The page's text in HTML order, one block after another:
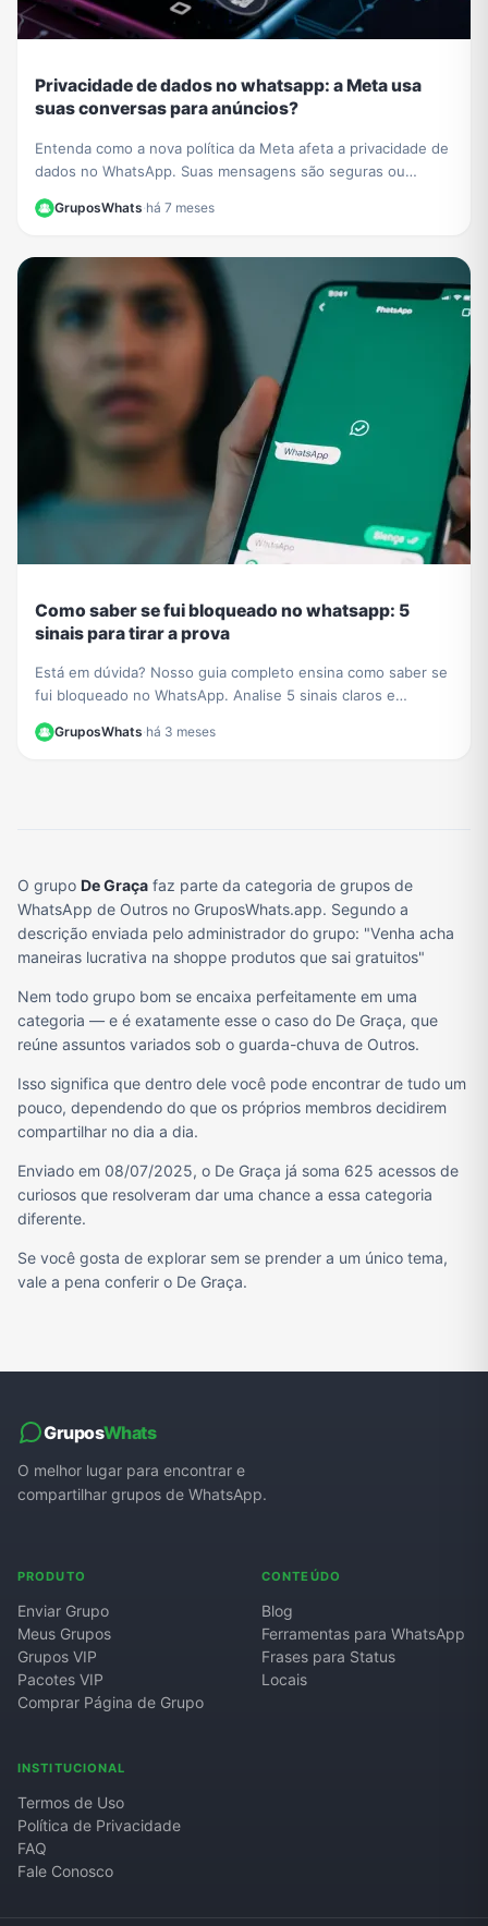
Privacidade de dados no whatsapp: a Meta usa
suas conversas para anúncios?
Entenda como a nova política da Meta afeta a privacidade de
dados no WhatsApp. Suas mensagens são seguras ou
GruposWhats·há 7 meses
Como saber se fui bloqueado no whatsapp: 5
sinais para tirar a prova
Está em dúvida? Nosso guia completo ensina como saber se
fui bloqueado no WhatsApp. Analise 5 sinais claros e
GruposWhats·há 3 meses
O grupo De Graça faz parte da categoria de grupos de
WhatsApp de Outros no GruposWhats.app. Segundo a
descrição enviada pelo administrador do grupo: "Venha acha
maneiras lucrativa na shoppe produtos que sai gratuitos"
Nem todo grupo bom se encaixa perfeitamente em uma
categoria — e é exatamente esse o caso do De Graça, que
reúne assuntos variados sob o guarda-chuva de Outros.
Isso significa que dentro dele você pode encontrar de tudo um
pouco, dependendo do que os próprios membros decidirem
compartilhar no dia a dia.
Enviado em 08/07/2025, o De Graça já soma 625 acessos de
curiosos que resolveram dar uma chance a essa categoria
diferente.
Se você gosta de explorar sem se prender a um único tema,
vale a pena conferir o De Graça.
GruposWhats
O melhor lugar para encontrar e
compartilhar grupos de WhatsApp.
PRODUTO
Enviar Grupo
Meus Grupos
Grupos VIP
Pacotes VIP
Comprar Página de Grupo
CONTEÚDO
Blog
Ferramentas para WhatsApp
Frases para Status
Locais
INSTITUCIONAL
Termos de Uso
Política de Privacidade
FAQ
Fale Conosco